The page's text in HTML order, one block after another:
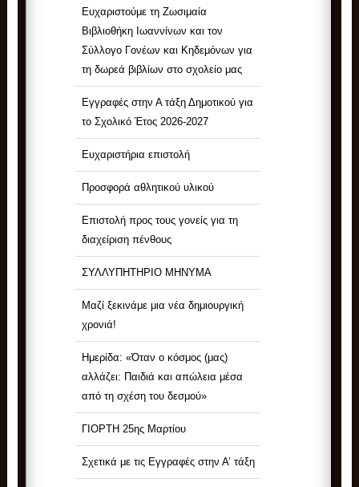
Ευχαριστούμε τη Ζωσιμαία
Βιβλιοθήκη Ιωαννίνων και τον
Σύλλογο Γονέων και Κηδεμόνων για
τη δωρεά βιβλίων στο σχολείο μας
Εγγραφές στην Α τάξη Δημοτικού για
το Σχολικό Έτος 2026-2027
Ευχαριστήρια επιστολή
Προσφορά αθλητικού υλικού
Επιστολή προς τους γονείς για τη
διαχείριση πένθους
ΣΥΛΛΥΠΗΤΗΡΙΟ ΜΗΝΥΜΑ
Μαζί ξεκινάμε μια νέα δημιουργική
χρονιά!
Ημερίδα: «Όταν ο κόσμος (μας)
αλλάζει: Παιδιά και απώλεια μέσα
από τη σχέση του δεσμού»
ΓΙΟΡΤΗ 25ης Μαρτίου
Σχετικά με τις Εγγραφές στην Α’ τάξη